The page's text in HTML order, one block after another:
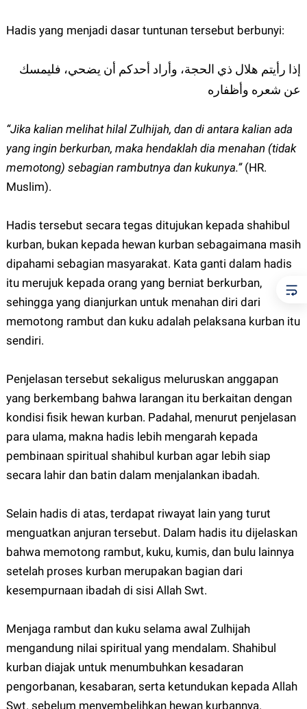
Hadis yang menjadi dasar tuntunan tersebut berbunyi:
إذا رأيتم هلال ذي الحجة، وأراد أحدكم أن يضحي، فليمسك
عن شعره وأظفاره
“Jika kalian melihat hilal Zulhijah, dan di antara kalian ada
yang ingin berkurban, maka hendaklah dia menahan (tidak
memotong) sebagian rambutnya dan kukunya.”(HR.
Muslim).
Hadis tersebut secara tegas ditujukan kepada shahibul
kurban, bukan kepada hewan kurban sebagaimana masih
dipahami sebagian masyarakat. Kata ganti dalam hadis
itu merujuk kepada orang yang berniat berkurban,
sehingga yang dianjurkan untuk menahan diri dari
memotong rambut dan kuku adalah pelaksana kurban itu
sendiri.
Penjelasan tersebut sekaligus meluruskan anggapan
yang berkembang bahwa larangan itu berkaitan dengan
kondisi fisik hewan kurban. Padahal, menurut penjelasan
para ulama, makna hadis lebih mengarah kepada
pembinaan spiritual shahibul kurban agar lebih siap
secara lahir dan batin dalam menjalankan ibadah.
Selain hadis di atas, terdapat riwayat lain yang turut
menguatkan anjuran tersebut. Dalam hadis itu dijelaskan
bahwa memotong rambut, kuku, kumis, dan bulu lainnya
setelah proses kurban merupakan bagian dari
kesempurnaan ibadah di sisi Allah Swt.
Menjaga rambut dan kuku selama awal Zulhijah
mengandung nilai spiritual yang mendalam. Shahibul
kurban diajak untuk menumbuhkan kesadaran
pengorbanan, kesabaran, serta ketundukan kepada Allah
Swt. sebelum menyembelihkan hewan kurbannya.